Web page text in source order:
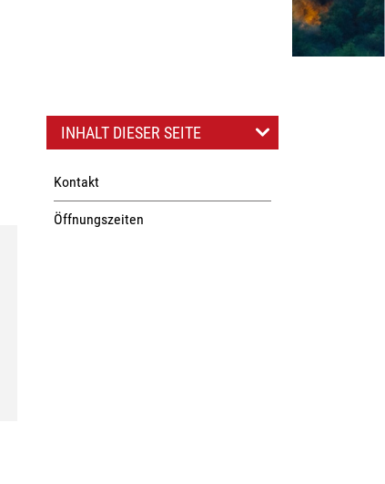
INHALT DIESER SEITE
Kontakt
Öffnungszeiten